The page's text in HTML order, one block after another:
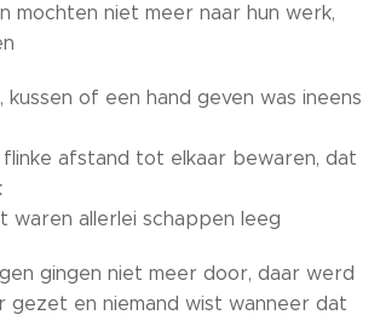
mochten niet meer naar hun werk,
kussen of een hand geven was ineens
afstand tot elkaar bewaren, dat
waren allerlei schappen leeg
gingen niet meer door, daar werd
gezet en niemand wist wanneer dat